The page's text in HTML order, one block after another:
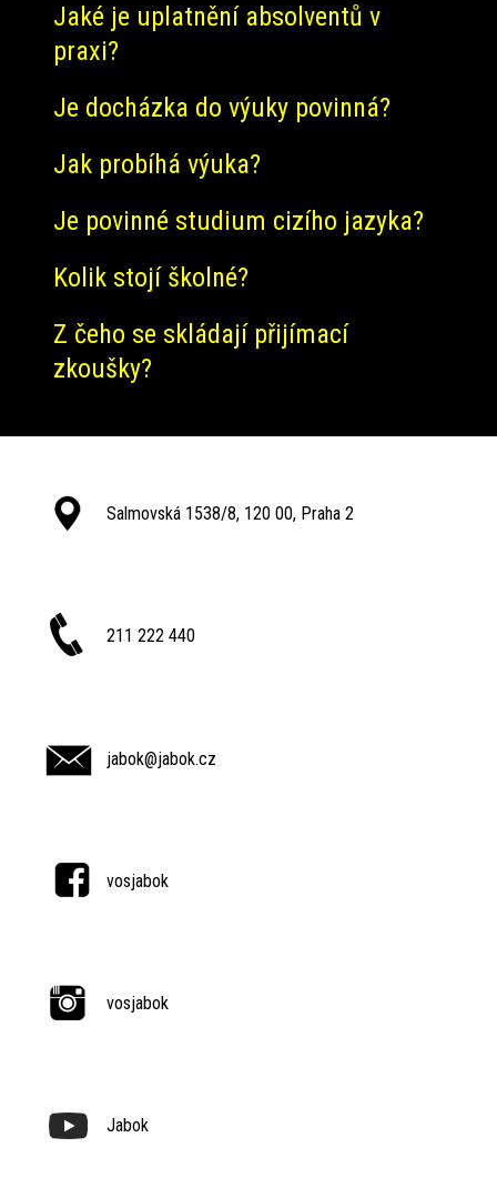
Jaké je uplatnění absolventů v
praxi?
Je docházka do výuky povinná?
Jak probíhá výuka?
Je povinné studium cizího jazyka?
Kolik stojí školné?
Z čeho se skládají přijímací
zkoušky?
Salmovská 1538/8, 120 00, Praha 2
211 222 440
jabok@jabok.cz
vosjabok
vosjabok
Jabok